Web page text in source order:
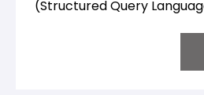
(Structured Query
ve silme gibi işlemleri
Python'da SQL sorguları